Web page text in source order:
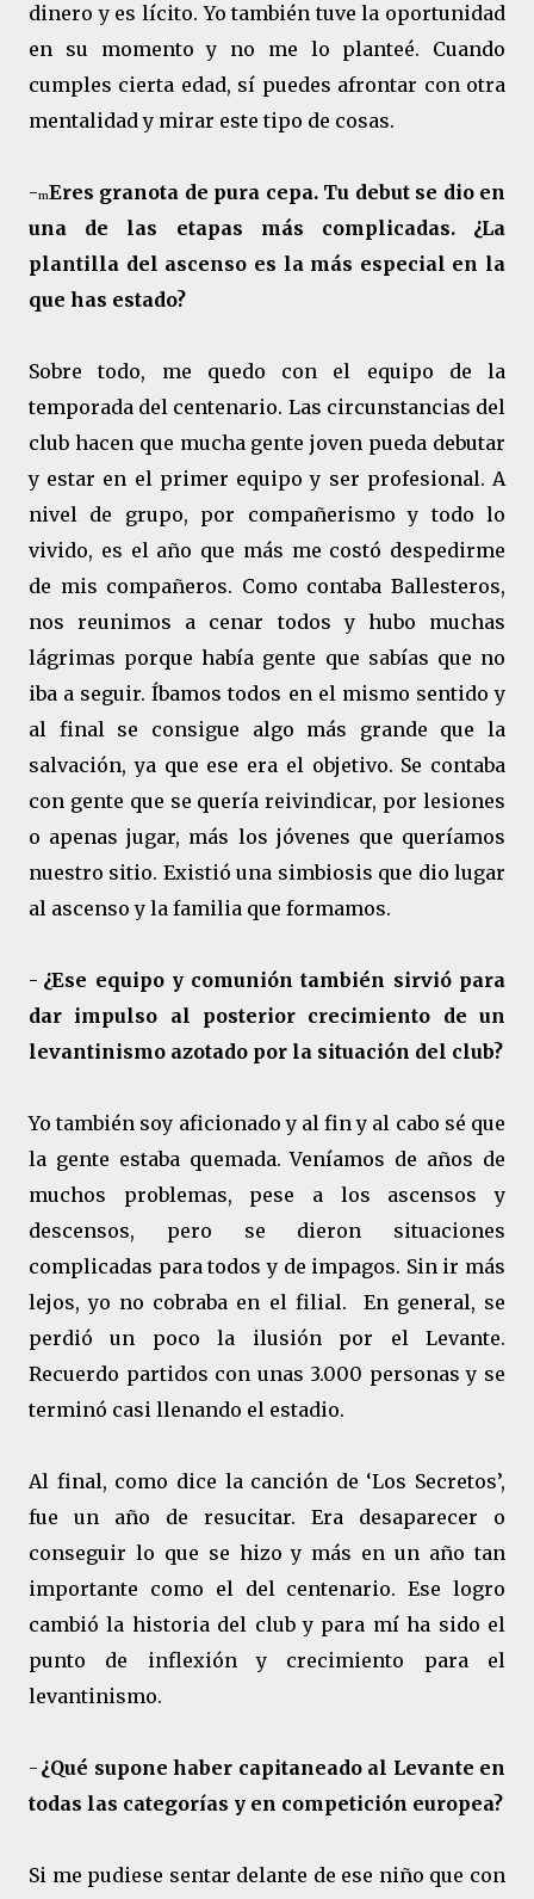
dinero y es lícito. Yo también tuve la oportunidad
en su momento y no me lo planteé. Cuando
cumples cierta edad, sí puedes afrontar con otra
mentalidad y mirar este tipo de cosas.
-mEres granota de pura cepa. Tu debut se dio en
una de las etapas más complicadas. ¿La
plantilla del ascenso es la más especial en la
que has estado?
Sobre todo, me quedo con el equipo de la
temporada del centenario. Las circunstancias del
club hacen que mucha gente joven pueda debutar
y estar en el primer equipo y ser profesional. A
nivel de grupo, por compañerismo y todo lo
vivido, es el año que más me costó despedirme
de mis compañeros. Como contaba Ballesteros,
nos reunimos a cenar todos y hubo muchas
lágrimas porque había gente que sabías que no
iba a seguir. Íbamos todos en el mismo sentido y
al final se consigue algo más grande que la
salvación, ya que ese era el objetivo. Se contaba
con gente que se quería reivindicar, por lesiones
o apenas jugar, más los jóvenes que queríamos
nuestro sitio. Existió una simbiosis que dio lugar
al ascenso y la familia que formamos.
- ¿Ese equipo y comunión también sirvió para
dar impulso al posterior crecimiento de un
levantinismo azotado por la situación del club?
Yo también soy aficionado y al fin y al cabo sé que
la gente estaba quemada. Veníamos de años de
muchos problemas, pese a los ascensos y
descensos, pero se dieron situaciones
complicadas para todos y de impagos. Sin ir más
lejos, yo no cobraba en el filial. En general, se
perdió un poco la ilusión por el Levante.
Recuerdo partidos con unas 3.000 personas y se
terminó casi llenando el estadio.
Al final, como dice la canción de ‘Los Secretos’,
fue un año de resucitar. Era desaparecer o
conseguir lo que se hizo y más en un año tan
importante como el del centenario. Ese logro
cambió la historia del club y para mí ha sido el
punto de inflexión y crecimiento para el
levantinismo.
- ¿Qué supone haber capitaneado al Levante en
todas las categorías y en competición europea?
Si me pudiese sentar delante de ese niño que con